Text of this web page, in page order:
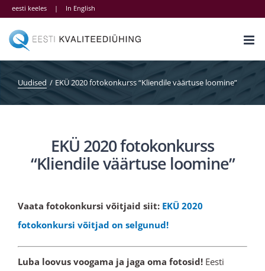
Skip
content
eesti keeles | In English
Uudised EKÜ 2020 fotokonkurss “Kliendile väärtuse loomine”
EKÜ 2020 fotokonkurss
“Kliendile väärtuse loomine”
Vaata fotokonkursi võitjaid siit: EKÜ 2020
fotokonkursi võitjad on selgunud!
Luba loovus voogama ja jaga oma fotosid! Eesti